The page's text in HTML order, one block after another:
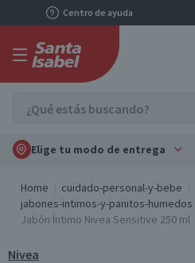
Centro de ayuda
Elige tu modo de entrega
Home cuidado-personal-y-bebe
jabones-intimos-y-panitos-humedos
Jabón Íntimo Nivea Sensitive 250 ml
Nivea